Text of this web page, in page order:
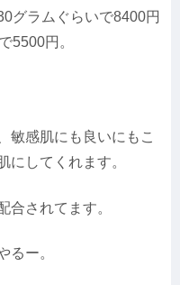
グラムぐらいで8400円
5500円。
敏感肌にも良いにもこ
にしてくれます。
合されてます。
るー。